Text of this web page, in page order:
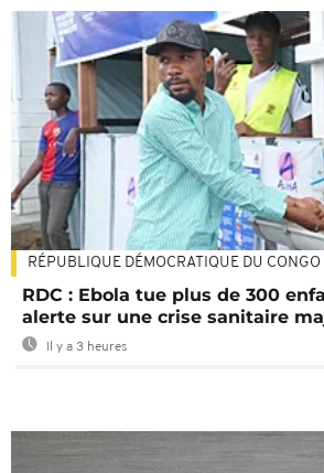
RÉPUBLIQUE DÉMOCRATIQUE DU CONGO
RDC : Ebola tue plus de 300
alerte sur une crise sanitaire
Il y a 3 heures